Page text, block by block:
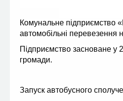
Комунальне підприємство
автомобільні перевезення
Підприємство засноване у
громади.
Запуск автобусного